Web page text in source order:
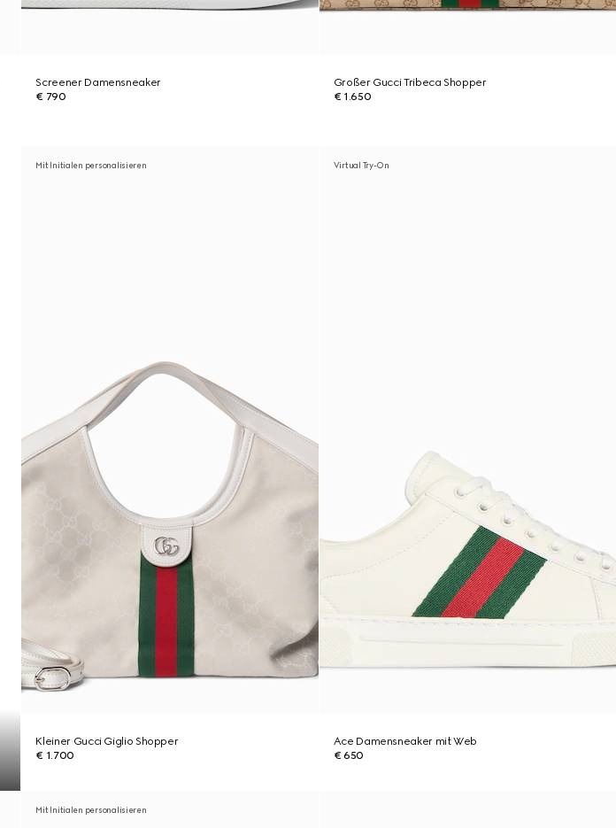
Screener Damensneaker
€ 790
Großer Gucci Tribeca Shopper
€ 1.650
Mit Initialen personalisieren
Kleiner Gucci Giglio Shopper
€ 1.700
Virtual Try-On
Ace Damensneaker mit Web
€ 650
Mit Initialen personalisieren